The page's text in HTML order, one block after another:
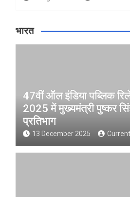
भारत
47वीं ऑल इंडिया पब्लिक
2025 में मुख्यमंत्री पुष्कर
प्रतिभाग
13 December 2025